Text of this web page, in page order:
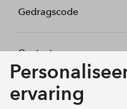
Gedragscode
Contact
Mijn profiel